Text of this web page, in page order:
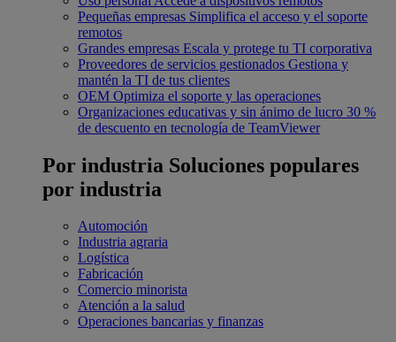
Pequeñas empresas Simplifica el acceso y el soporte
remotos
Grandes empresas Escala y protege tu TI corporativa
Proveedores de servicios gestionados Gestiona y
mantén la TI de tus clientes
OEM Optimiza el soporte y las operaciones
Organizaciones educativas y sin ánimo de lucro 30 %
de descuento en tecnología de TeamViewer
Por industria Soluciones populares
por industria
Automoción
Industria agraria
Logística
Fabricación
Comercio minorista
Atención a la salud
Operaciones bancarias y finanzas